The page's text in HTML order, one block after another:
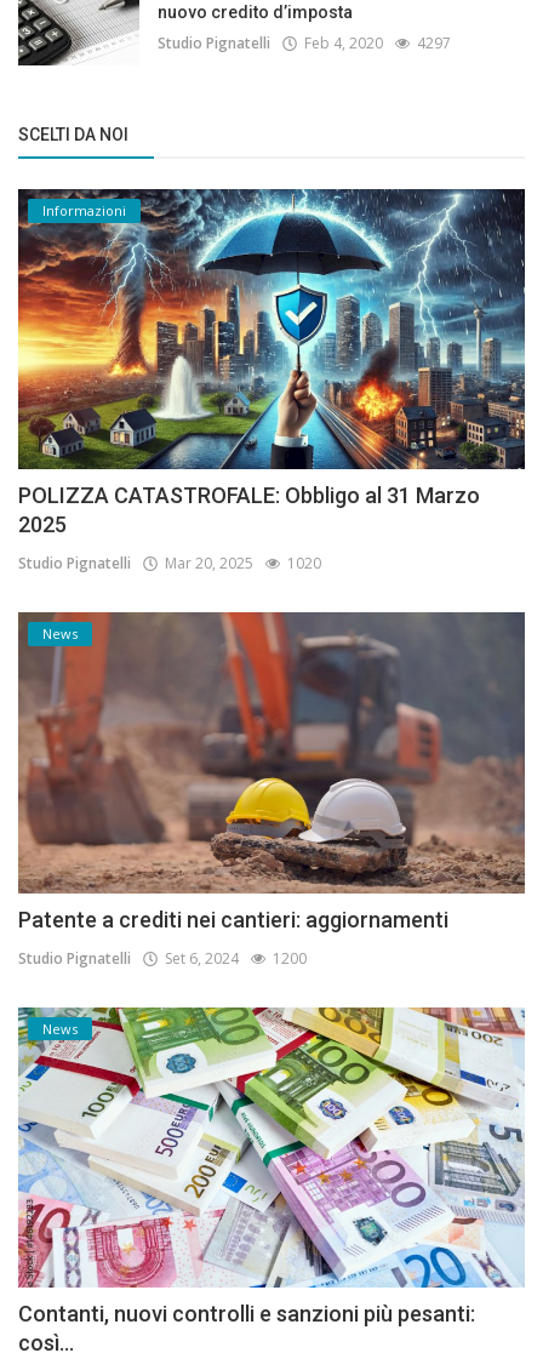
nuovo credito d’imposta
Studio Pignatelli Feb 4, 2020 4297
SCELTI DA NOI
Informazioni
POLIZZA CATASTROFALE: Obbligo al 31 Marzo
2025
Studio Pignatelli Mar 20, 2025 1020
News
Patente a crediti nei cantieri: aggiornamenti
Studio Pignatelli Set 6, 2024 1200
News
Contanti, nuovi controlli e sanzioni più pesanti:
così...